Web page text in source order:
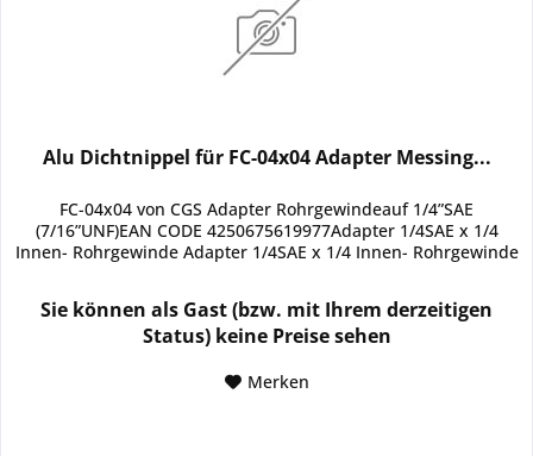
Alu Dichtnippel für FC-04x04 Adapter Messing...
FC-04x04 von CGS Adapter Rohrgewindeauf 1/4”SAE
(7/16”UNF)EAN CODE 4250675619977Adapter 1/4SAE x 1/4
Innen- Rohrgewinde Adapter 1/4SAE x 1/4 Innen- Rohrgewinde
Sie können als Gast (bzw. mit Ihrem derzeitigen
Status) keine Preise sehen
Merken